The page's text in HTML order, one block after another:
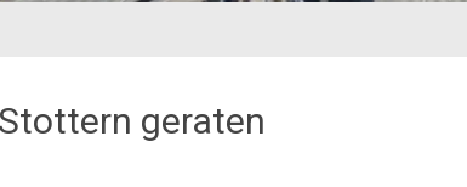
geraten